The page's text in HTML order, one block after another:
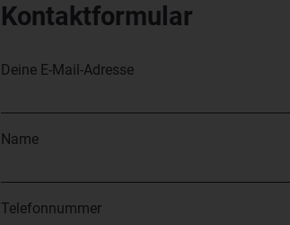
Kontaktformular
Deine E-Mail-Adresse
Name
Telefonnummer